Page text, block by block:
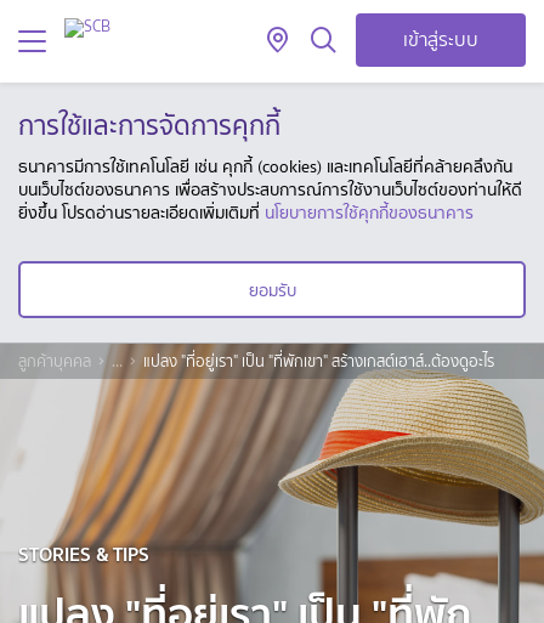
เข้าสู่ระบบ
การใช้และการจัดการคุกกี้
ธนาคารมีการใช้เทคโนโลยี เช่น คุกกี้ (cookies) และเทคโนโลยีที่คล้ายคลึงกัน
บนเว็บไซต์ของธนาคาร เพื่อสร้างประสบการณ์การใช้งานเว็บไซต์ของท่านให้ดี
ยิ่งขึ้น โปรดอ่านรายละเอียดเพิ่มเติมที่ นโยบายการใช้คุกกี้ของธนาคาร
ยอมรับ
ลูกค้าบุคคล ... แปลง "ที่อยู่เรา" เป็น "ที่พักเขา" สร้างเกสต์เฮาส์..ต้องดูอะไร
STORIES & TIPS